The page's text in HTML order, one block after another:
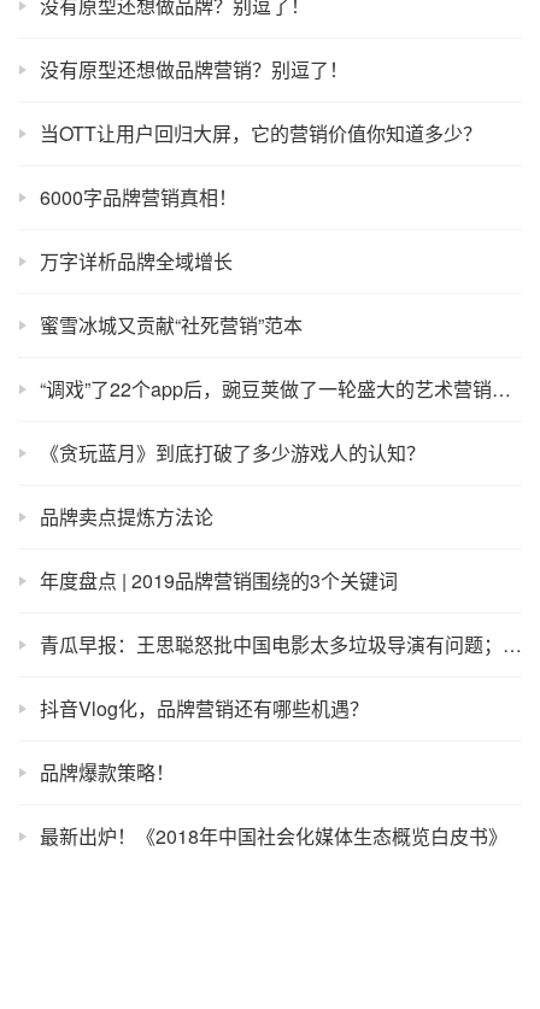
没有原型还想做品牌营销？别逗了！
当OTT让用户回归大屏，它的营销价值你知道多少？
6000字品牌营销真相！
万字详析品牌全域增长
蜜雪冰城又贡献“社死营销”范本
“调戏”了22个app后，豌豆荚做了一轮盛大的艺术营销……
《贪玩蓝月》到底打破了多少游戏人的认知？
品牌卖点提炼方法论
年度盘点 | 2019品牌营销围绕的3个关键词
青瓜早报：王思聪怒批中国电影太多垃圾导演有问题；世纪佳缘用户同时交往6女子骗460万；乐视更名为“新乐视”…
抖音Vlog化，品牌营销还有哪些机遇？
品牌爆款策略！
最新出炉！《2018年中国社会化媒体生态概览白皮书》